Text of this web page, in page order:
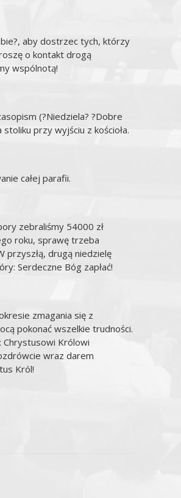
aby dostrzec tych, którzy
o kontakt drogą
wspólnotą!
(?Niedziela? ?Dobre
przy wyjściu z kościoła.
całej parafii.
zebraliśmy 54000 zł
roku, sprawę trzeba
przyszłą, drugą niedzielę
Serdeczne Bóg zapłać!
zmagania się z
pokonać wszelkie trudności.
Królowi
wraz darem
Król!